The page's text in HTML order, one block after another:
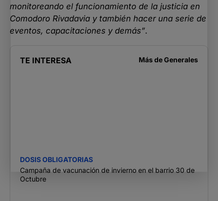
monitoreando el funcionamiento de la justicia en
Comodoro Rivadavia y también hacer una serie de
eventos, capacitaciones y demás”.
TE INTERESA Más deGenerales
DOSIS OBLIGATORIAS
Campaña de vacunación de invierno en el barrio 30 de
Octubre